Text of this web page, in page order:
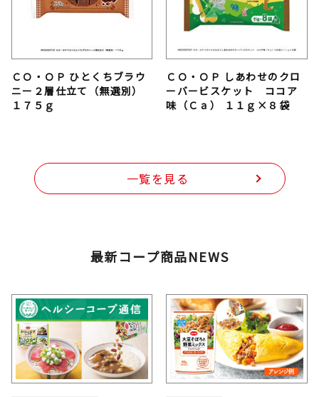
ＣＯ・ＯＰ ひとくちブラウ
ニー２層仕立て（無選別）
１７５ｇ
ＣＯ・ＯＰ しあわせのクロ
ーバービスケット ココア
味（Ｃａ） １１ｇ×８袋
一覧を見る
最新コープ商品NEWS